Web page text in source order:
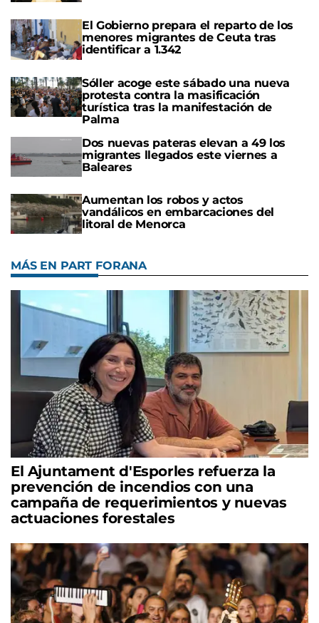
El Gobierno prepara el reparto de los
menores migrantes de Ceuta tras
identificar a 1.342
Sóller acoge este sábado una nueva
protesta contra la masificación
turística tras la manifestación de
Palma
Dos nuevas pateras elevan a 49 los
migrantes llegados este viernes a
Baleares
Aumentan los robos y actos
vandálicos en embarcaciones del
litoral de Menorca
MÁS EN PART FORANA
El Ajuntament d'Esporles refuerza la
prevención de incendios con una
campaña de requerimientos y nuevas
actuaciones forestales